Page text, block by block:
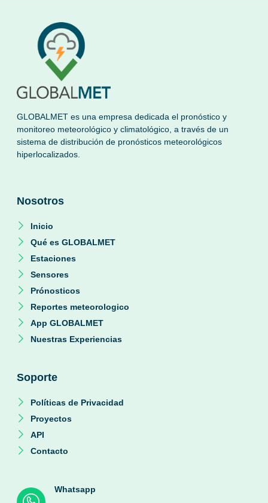
GLOBALMET es una empresa dedicada el pronóstico y
monitoreo meteorológico y climatológico, a través de un
sistema de distribución de pronósticos meteorológicos
hiperlocalizados.
Nosotros
Inicio
Qué es GLOBALMET
Estaciones
Sensores
Prónosticos
Reportes meteorologico
App GLOBALMET
Nuestras Experiencias
Soporte
Políticas de Privacidad
Proyectos
API
Contacto
Whatsapp